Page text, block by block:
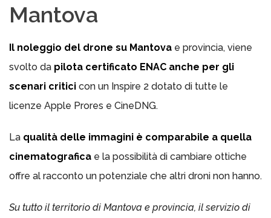
Mantova
Il noleggio del drone su Mantova e provincia, viene
svolto da pilota certificato ENAC anche per gli
scenari critici con un Inspire 2 dotato di tutte le
licenze Apple Prores e CineDNG.
La qualità delle immagini è comparabile a quella
cinematografica e la possibilità di cambiare ottiche
offre al racconto un potenziale che altri droni non hanno.
Su tutto il territorio di Mantova e provincia, il servizio di